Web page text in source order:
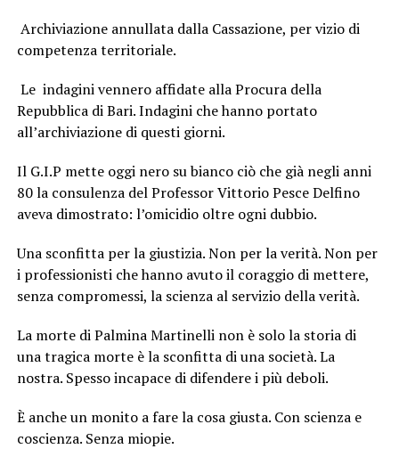
Archiviazione annullata dalla Cassazione, per vizio di
competenza territoriale.
Le indagini vennero affidate alla Procura della
Repubblica di Bari. Indagini che hanno portato
all’archiviazione di questi giorni.
Il G.I.P mette oggi nero su bianco ciò che già negli anni
80 la consulenza del Professor Vittorio Pesce Delfino
aveva dimostrato: l’omicidio oltre ogni dubbio.
Una sconfitta per la giustizia. Non per la verità. Non per
i professionisti che hanno avuto il coraggio di mettere,
senza compromessi, la scienza al servizio della verità.
La morte di Palmina Martinelli non è solo la storia di
una tragica morte è la sconfitta di una società. La
nostra. Spesso incapace di difendere i più deboli.
È anche un monito a fare la cosa giusta. Con scienza e
coscienza. Senza miopie.